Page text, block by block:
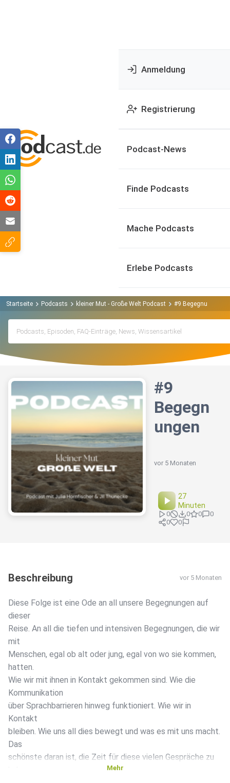
Anmeldung
Registrierung
Podcast-News
Finde Podcasts
Mache Podcasts
Erlebe Podcasts
Startseite Podcasts kleiner Mut - Große Welt Podcast #9 Begegnungen
#9
Begegn
ungen
vor 5 Monaten
27
Minuten
0 0 0
0
0
0
Beschreibung vor 5 Monaten
Diese Folge ist eine Ode an all unsere Begegnungen auf
dieser
Reise. An all die tiefen und intensiven Begegnungen, die wir
mit
Menschen, egal ob alt oder jung, egal von wo sie kommen,
hatten.
Wie wir mit ihnen in Kontakt gekommen sind. Wie die
Kommunikation
über Sprachbarrieren hinweg funktioniert. Wie wir in
Kontakt
bleiben. Wie uns all dies bewegt und was es mit uns macht.
Das
schönste daran ist, die Zeit für diese vielen Gespräche zu
Mehr